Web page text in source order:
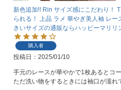
新色追加!! Rin サイズ感にこだわり！
られる！ 上品 ラメ 華やぎ美人袖 レー
きいサイズの通販ならハッピーマリリ
購入者
投稿日 2025/01/10
手元のレースが華やかで1枚あるとコー
ただ洗い物をするときには袖口が濡れ